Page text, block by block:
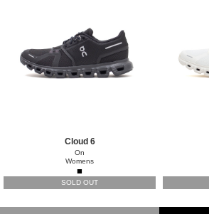
Cloud 6
On
Womens
■
SOLD OUT